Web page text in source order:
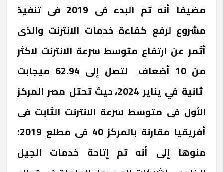
مضيفا أنه تم البدء فى 2019 فى تنفيذ
مشروع لرفع كفاءة خدمات الانترنت والذى
أثمر عن ارتفاع متوسط سرعة الانترنت لاكثر
من 10 أضعاف لتصل إلى 62.94 ميجابت
ثانية في يناير 2024، حيث تحتل مصر المركز
الأول فى متوسط سرعة الانترنت الثابت فى
أفريقيا مقارنة بالمركز 40 فى مطلع 2019؛
منوها إلى أنه تم إتاحة خدمات الجيل